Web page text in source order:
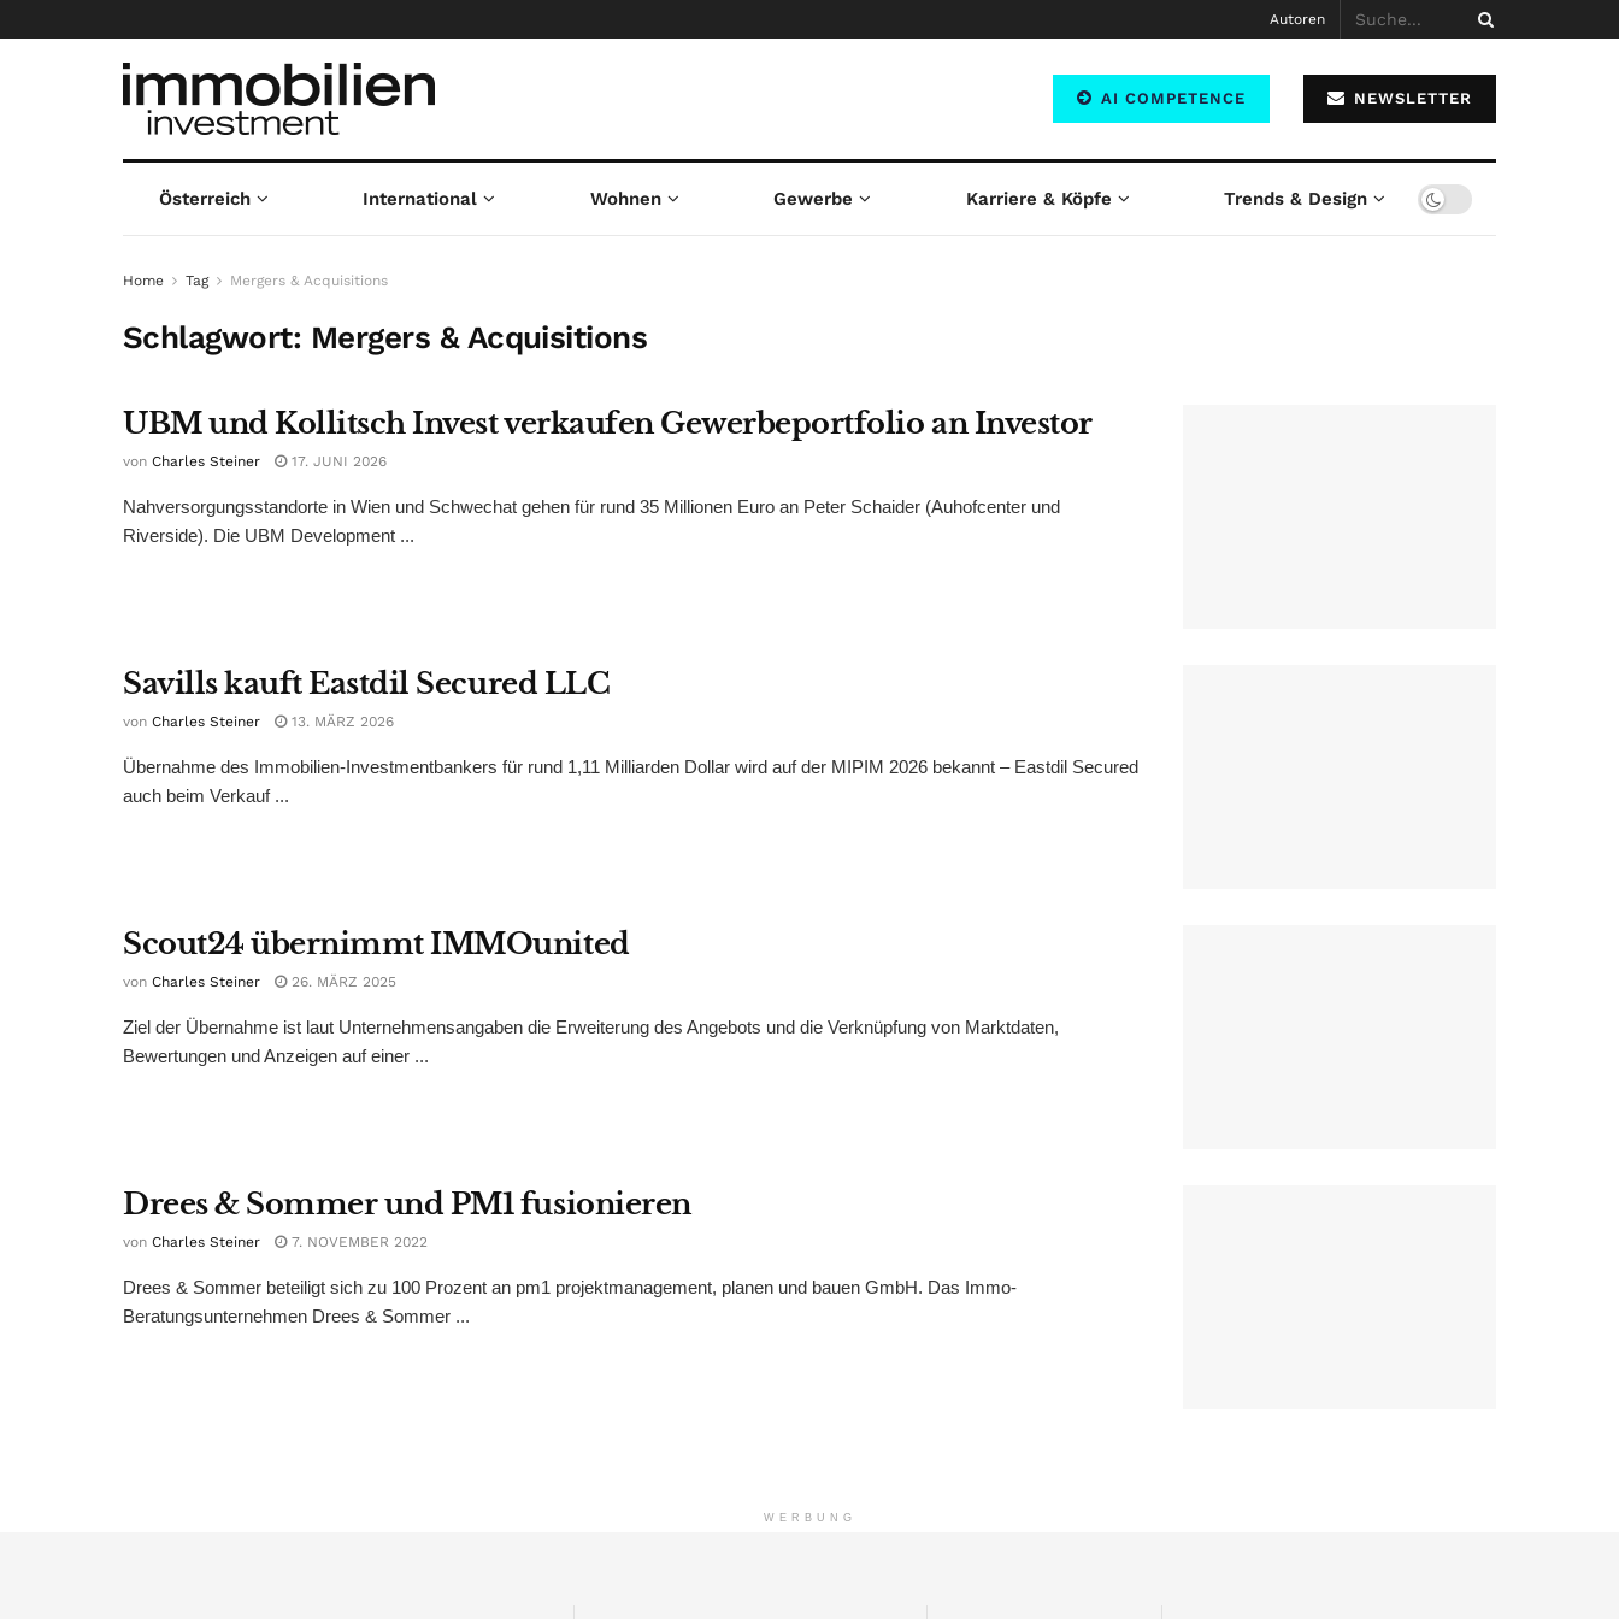
Autoren
AI COMPETENCE NEWSLETTER
Österreich International Wohnen Gewerbe Karriere & Köpfe Trends & Design
Home Tag Mergers & Acquisitions
Schlagwort: Mergers & Acquisitions
UBM und Kollitsch Invest verkaufen Gewerbeportfolio an Investor
von Charles Steiner 17. JUNI 2026
Nahversorgungsstandorte in Wien und Schwechat gehen für rund 35 Millionen Euro an Peter Schaider (Auhofcenter und
Riverside). Die UBM Development ...
Savills kauft Eastdil Secured LLC
von Charles Steiner 13. MÄRZ 2026
Übernahme des Immobilien-Investmentbankers für rund 1,11 Milliarden Dollar wird auf der MIPIM 2026 bekannt – Eastdil Secured
auch beim Verkauf ...
Scout24 übernimmt IMMOunited
von Charles Steiner 26. MÄRZ 2025
Ziel der Übernahme ist laut Unternehmensangaben die Erweiterung des Angebots und die Verknüpfung von Marktdaten,
Bewertungen und Anzeigen auf einer ...
Drees & Sommer und PM1 fusionieren
von Charles Steiner 7. NOVEMBER 2022
Drees & Sommer beteiligt sich zu 100 Prozent an pm1 projektmanagement, planen und bauen GmbH. Das Immo-
Beratungsunternehmen Drees & Sommer ...
WERBUNG